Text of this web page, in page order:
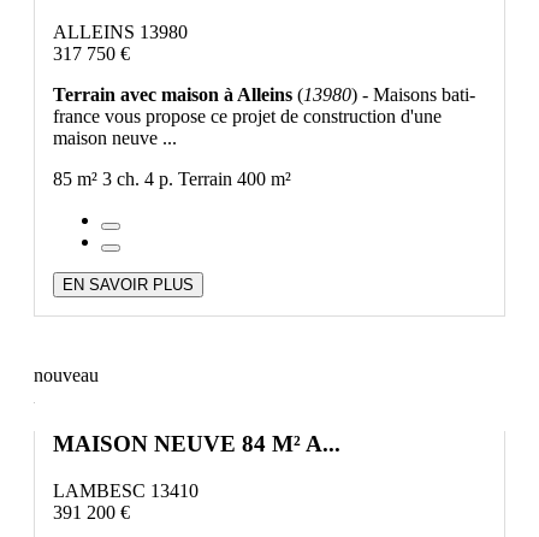
ALLEINS 13980
317 750 €
Terrain avec maison à Alleins (13980) - Maisons bati-
france vous propose ce projet de construction d'une
maison neuve ...
85 m² 3 ch. 4 p. Terrain 400 m²
EN SAVOIR PLUS
nouveau
MAISON NEUVE 84 M² A...
LAMBESC 13410
391 200 €